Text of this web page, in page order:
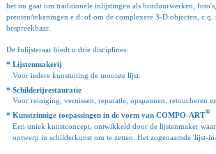
het nu gaat om traditionele inlijstingen als borduurwerken,
prenten/tekeningen e.d. of om de complexere 3-D objecten, c.q.
bespreekbaar.
De Inlijsteraar biedt u drie disciplines:
* Lijstenmakerij
   Voor iedere kunstuiting de mooiste lijst
* Schilderijrestauratie
Voor reiniging, vernissen, reparatie, opspannen, retoucheren
* Kunstzinnige toepassingen in de vorm van COMPO-ART®
Een uniek kunstconcept, ontwikkeld door de lijstenmaker
   ontwerp in schilderkunst om
te zetten. Het zogenaamde 'lijst-